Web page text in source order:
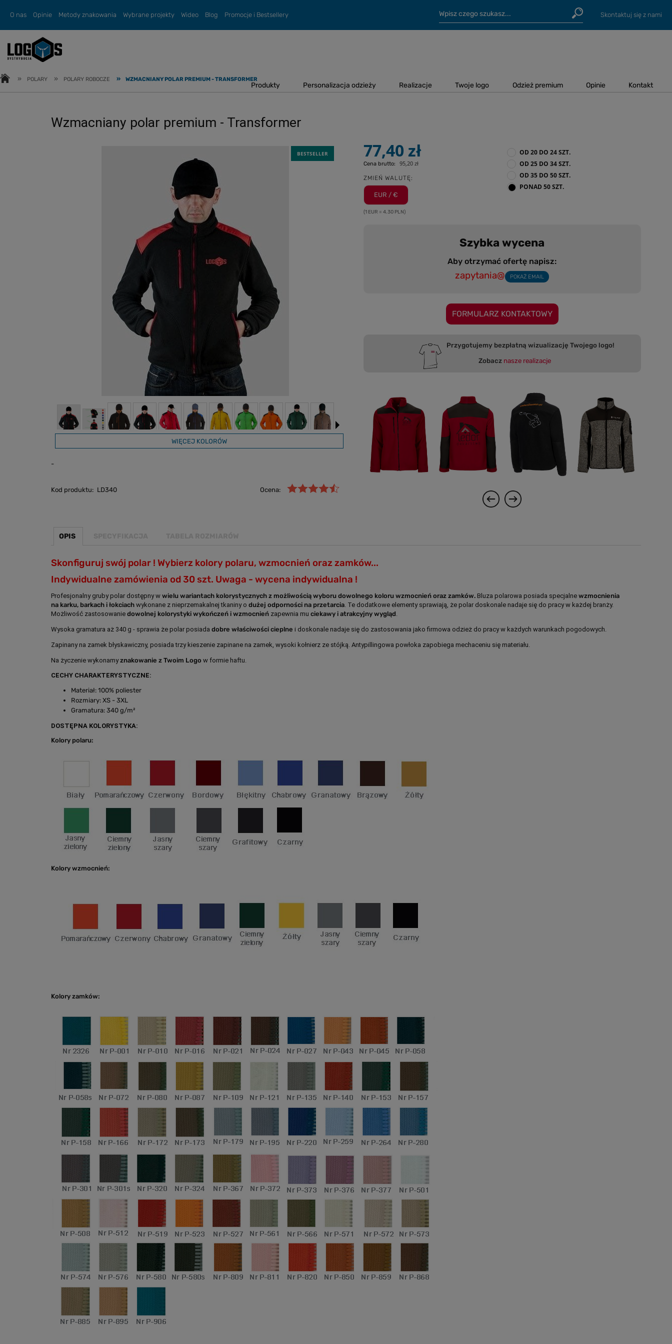
O nas Opinie Metody znakowania Wybrane projekty Wideo Blog Promocje i Bestsellery Skontaktuj się z nami
Produkty Personalizacja odzieży Realizacje Twoje logo Odzież premium Opinie Kontakt
» POLARY » POLARY ROBOCZE » WZMACNIANY POLAR PREMIUM - TRANSFORMER
Wzmacniany polar premium - Transformer
BESTSELLER
WIĘCEJ KOLORÓW
-
Kod produktu: LD340 Ocena:
77,40 zł
Cena brutto: 95,20 zł
ZMIEŃ WALUTĘ:
EUR / €
(1 EUR = 4.30 PLN)
OD 20 DO 24 SZT.
OD 25 DO 34 SZT.
OD 35 DO 50 SZT.
PONAD 50 SZT.
Szybka wycena
Aby otrzymać ofertę napisz:
zapytania@ POKAŻ EMAIL
FORMULARZ KONTAKTOWY
Przygotujemy bezpłatną wizualizację Twojego logo!
Zobacz nasze realizacje
OPIS
Skonfiguruj swój polar ! Wybierz kolory polaru, wzmocnień oraz zamków...
Indywidualne zamówienia od 30 szt. Uwaga - wycena indywidualna !
Profesjonalny gruby polar dostępny w wielu wariantach kolorystycznych z możliwością wyboru dowolnego koloru wzmocnień oraz zamków. Bluza polarowa posiada specjalne wzmocnienia
na karku, barkach i łokciach wykonane z nieprzemakalnej tkaniny o dużej odporności na przetarcia. Te dodatkowe elementy sprawiają, że polar doskonale nadaje się do pracy w każdej branży.
Możliwość zastosowanie dowolnej kolorystyki wykończeń i wzmocnień zapewnia mu ciekawy i atrakcyjny wygląd.
Wysoka gramatura aż 340 g - sprawia że polar posiada dobre właściwości cieplne i doskonale nadaje się do zastosowania jako firmowa odzież do pracy w każdych warunkach pogodowych.
Zapinany na zamek błyskawiczny, posiada trzy kieszenie zapinane na zamek, wysoki kołnierz ze stójką. Antypillingowa powłoka zapobiega mechaceniu się materiału.
Na życzenie wykonamyznakowanie z Twoim Logo w formie haftu.
CECHY CHARAKTERYSTYCZNE:
Materiał: 100% poliester
Rozmiary: XS - 3XL
Gramatura: 340 g/m²
DOSTĘPNA KOLORYSTYKA:
Kolory polaru:
Kolory wzmocnień:
Kolory zamków: